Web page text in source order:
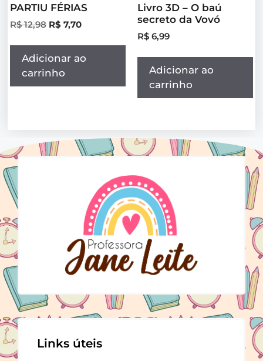
PARTIU FÉRIAS
R$12,98 R$ 7,70
Adicionar ao
carrinho
Livro 3D – O baú
secreto da Vovó
R$ 6,99
Adicionar ao
carrinho
Links úteis